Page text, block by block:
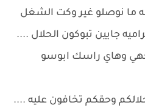
ما نوصلو غير وكت الشغل
جايين تبوكون الحلال ....
وهاي راسك ابوسو
وحقكم تخافون عليه ....